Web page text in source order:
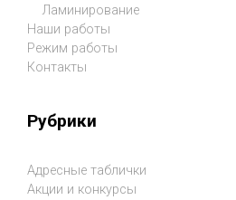
Ламинирование
Наши работы
Режим работы
Контакты
Рубрики
Адресные таблички
Акции и конкурсы